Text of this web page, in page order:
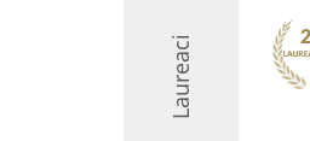
Laureaci